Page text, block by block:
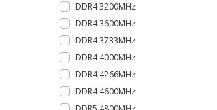
DDR4 3200MHz
DDR4 3600MHz
DDR4 3733MHz
DDR4 4000MHz
DDR4 4266MHz
DDR4 4600MHz